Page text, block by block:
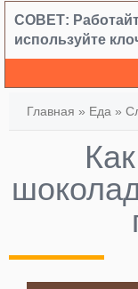
СОВЕТ:
используйте
Главная » Еда »